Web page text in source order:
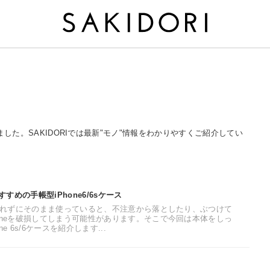
た。SAKIDORIでは最新"モノ"情報をわかりやすくご紹介してい
すめの手帳型iPhone6/6sケース
ずにそのまま使っていると、不注意から落としたり、ぶつけて
を破損してしまう可能性があります。そこで今回は本体をしっ
6s/6ケースを紹介します...